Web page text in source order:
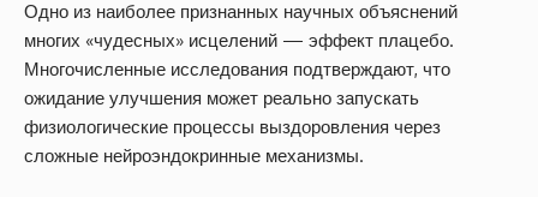
Одно из наиболее признанных научных объяснений
многих «чудесных» исцелений — эффект плацебо.
Многочисленные исследования подтверждают, что
ожидание улучшения может реально запускать
физиологические процессы выздоровления через
сложные нейроэндокринные механизмы.